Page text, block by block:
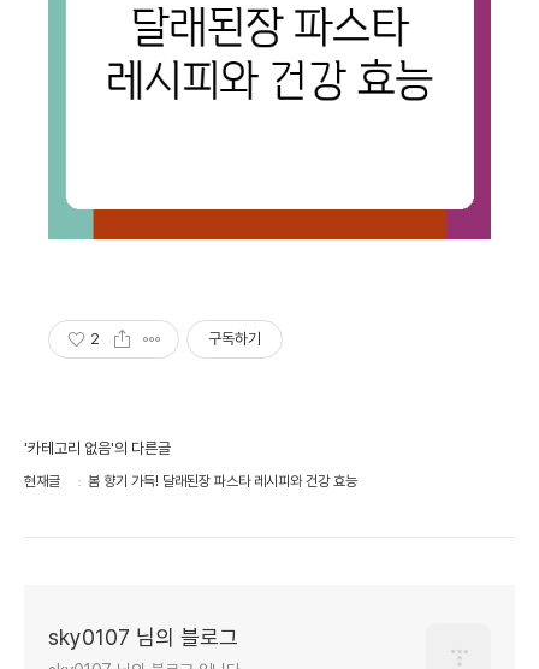
2 구독하기
'카테고리 없음'의 다른글
현재글 봄 향기 가득! 달래된장 파스타 레시피와 건강 효능
sky0107 님의 블로그